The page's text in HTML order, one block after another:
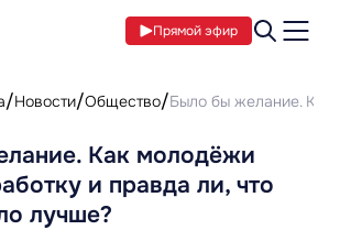
Прямой эфир
Новости Общество Было бы желание. Как
Как молодёжи
и правда ли, что
лучше?